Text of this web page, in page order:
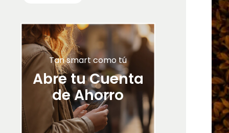
Tan smart como tú
Abre tu Cuenta
de Ahorro